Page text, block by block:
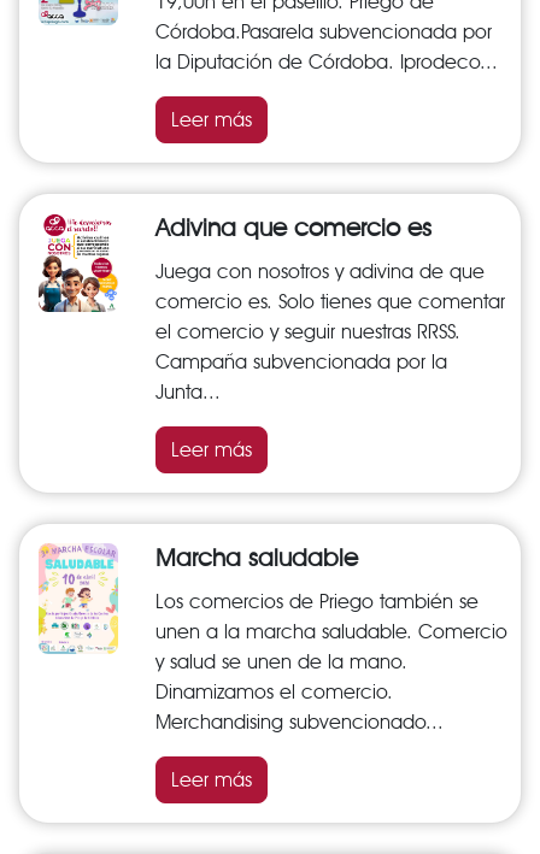
Córdoba.Pasarela subvencionada por
la Diputación de Córdoba. Iprodeco...
Leer más
Adivina que comercio es
Juega con nosotros y adivina de que
comercio es. Solo tienes que comentar
el comercio y seguir nuestras RRSS.
Campaña subvencionada por la
Junta...
Leer más
Marcha saludable
Los comercios de Priego también se
unen a la marcha saludable. Comercio
y salud se unen de la mano.
Dinamizamos el comercio.
Merchandising subvencionado...
Leer más